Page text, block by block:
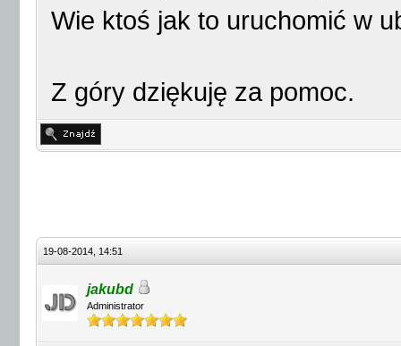
Wie ktoś jak to uruchomić w
Z góry dziękuję za pomoc.
19-08-2014, 14:51
jakubd
Administrator